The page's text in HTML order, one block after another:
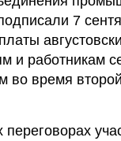
7
и работникам
во время